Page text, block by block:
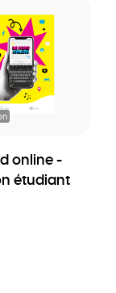
online -
étudiant